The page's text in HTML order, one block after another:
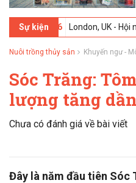
Sự kiện
2026 London, UK - Hội nghị
Nuôi trồng thủy sản Khuyến ngư -
Sóc Trăng:
lượng tăng dần
Chưa có đánh giá về bài viết
Đây là năm đầu tiên Sóc